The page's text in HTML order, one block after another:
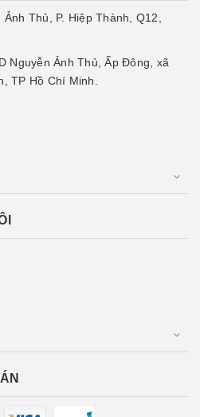
Thủ, P. Hiệp Thành, Q12,
Nguyễn Ảnh Thủ, Ấp Đông, xã
TP Hồ Chí Minh.